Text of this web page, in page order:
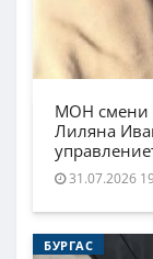
МОН смени
Лиляна
31.07.2026
БУРГАС